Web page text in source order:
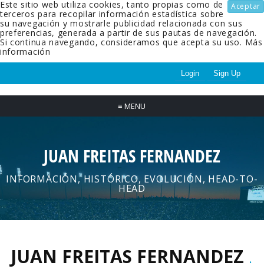
Aceptar
Este sitio web utiliza cookies, tanto propias como de
terceros para recopilar información estadística sobre
su navegación y mostrarle publicidad relacionada con sus
preferencias, generada a partir de sus pautas de navegación.
Si continua navegando, consideramos que acepta su uso. Más
información
Login Sign Up
≡ MENU
JUAN FREITAS FERNANDEZ
INFORMACIÓN, HISTÓRICO, EVOLUCIÓN, HEAD-TO-
HEAD
JUAN FREITAS FERNANDEZ .